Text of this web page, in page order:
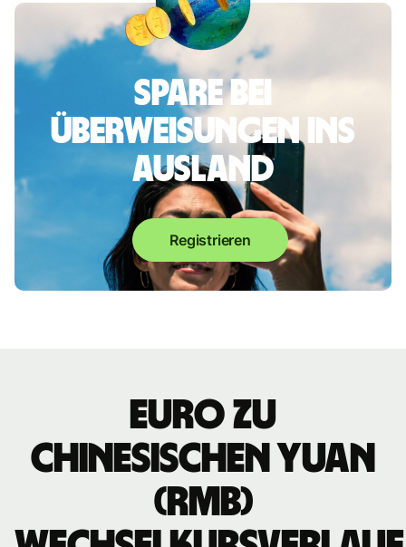
Spare bei
Überweisungen ins
Ausland
Registrieren
Euro zu
chinesischen Yuan
(RMB)